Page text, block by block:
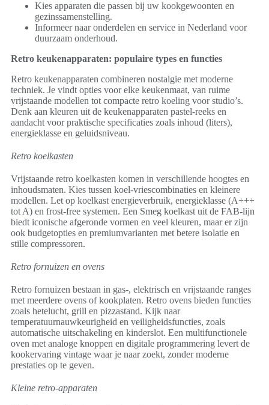
Kies apparaten die passen bij uw kookgewoonten en
gezinssamenstelling.
Informeer naar onderdelen en service in Nederland voor
duurzaam onderhoud.
Retro keukenapparaten: populaire types en functies
Retro keukenapparaten combineren nostalgie met moderne
techniek. Je vindt opties voor elke keukenmaat, van ruime
vrijstaande modellen tot compacte retro koeling voor studio’s.
Denk aan kleuren uit de keukenapparaten pastel-reeks en
aandacht voor praktische specificaties zoals inhoud (liters),
energieklasse en geluidsniveau.
Retro koelkasten
Vrijstaande retro koelkasten komen in verschillende hoogtes en
inhoudsmaten. Kies tussen koel-vriescombinaties en kleinere
modellen. Let op koelkast energieverbruik, energieklasse (A+++
tot A) en frost-free systemen. Een Smeg koelkast uit de FAB-lijn
biedt iconische afgeronde vormen en veel kleuren, maar er zijn
ook budgetopties en premiumvarianten met betere isolatie en
stille compressoren.
Retro fornuizen en ovens
Retro fornuizen bestaan in gas-, elektrisch en vrijstaande ranges
met meerdere ovens of kookplaten. Retro ovens bieden functies
zoals hetelucht, grill en pizzastand. Kijk naar
temperatuurnauwkeurigheid en veiligheidsfuncties, zoals
automatische uitschakeling en kinderslot. Een multifunctionele
oven met analoge knoppen en digitale programmering levert de
kookervaring vintage waar je naar zoekt, zonder moderne
prestaties op te geven.
Kleine retro-apparaten